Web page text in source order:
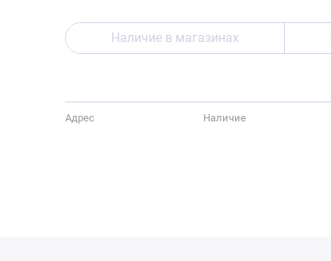
Наличие в магазинах
Адрес Наличие